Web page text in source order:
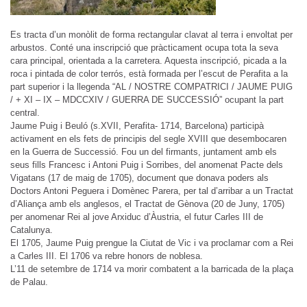
Es tracta d’un monòlit de forma rectangular clavat al terra i envoltat per
arbustos. Conté una inscripció que pràcticament ocupa tota la seva
cara principal, orientada a la carretera. Aquesta inscripció, picada a la
roca i pintada de color terrós, està formada per l’escut de Perafita a la
part superior i la llegenda “AL / NOSTRE COMPATRICI / JAUME PUIG
/ + XI – IX – MDCCXIV / GUERRA DE SUCCESSIÓ” ocupant la part
central.
Jaume Puig i Beuló (s.XVII, Perafita- 1714, Barcelona) participà
activament en els fets de principis del segle XVIII que desembocaren
en la Guerra de Successió. Fou un del firmants, juntament amb els
seus fills Francesc i Antoni Puig i Sorribes, del anomenat Pacte dels
Vigatans (17 de maig de 1705), document que donava poders als
Doctors Antoni Peguera i Domènec Parera, per tal d’arribar a un Tractat
d’Aliança amb els anglesos, el Tractat de Gènova (20 de Juny, 1705)
per anomenar Rei al jove Arxiduc d’Àustria, el futur Carles III de
Catalunya.
El 1705, Jaume Puig prengue la Ciutat de Vic i va proclamar com a Rei
a Carles III. El 1706 va rebre honors de noblesa.
L’11 de setembre de 1714 va morir combatent a la barricada de la plaça
de Palau.